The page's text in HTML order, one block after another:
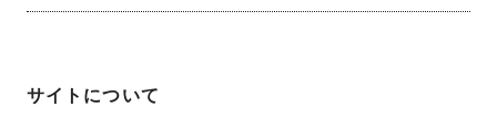
サイトについて